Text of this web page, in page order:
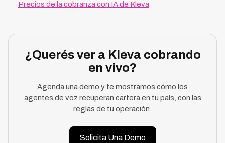
Precios de la cobranza con IA de Kleva
¿Querés ver a Kleva cobrando
en vivo?
Agenda una demo y te mostramos cómo los
agentes de voz recuperan cartera en tu país, con las
reglas de tu operación.
Solicita Una Demo